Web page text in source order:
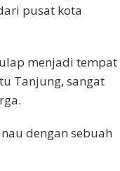
pusat kota
menjadi tempat
Tanjung, sangat
dengan sebuah